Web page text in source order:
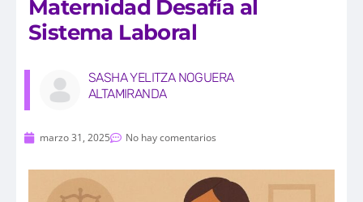
Maternidad Desafía al
Sistema Laboral
SASHA YELITZA NOGUERA
ALTAMIRANDA
marzo 31, 2025 No hay comentarios